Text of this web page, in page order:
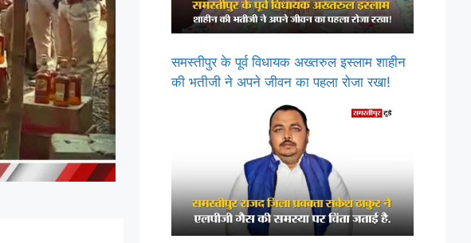
समस्तीपुर के पूर्व विधायक अख्तरुल इस्लाम शाहीन
की भतीजी ने अपने जीवन का पहला रोजा रखा!